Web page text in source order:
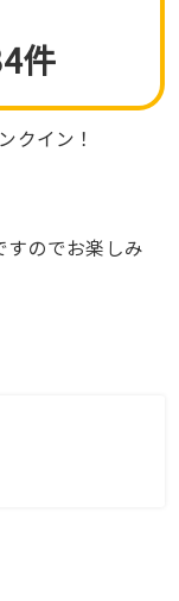
件
クイン！
すのでお楽しみ